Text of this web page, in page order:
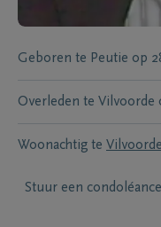
Geboren te Peutie op
Overleden te Vilvoorde
Woonachtig te Vilvoorde
Stuur een